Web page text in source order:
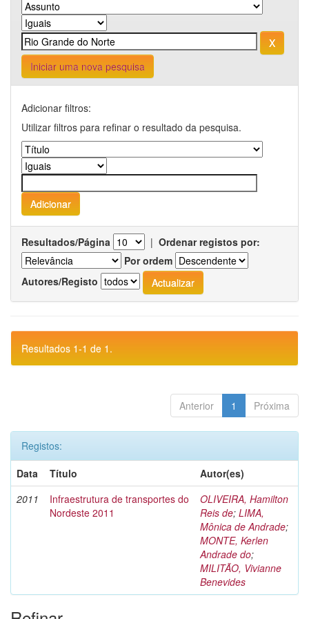
Iniciar uma nova pesquisa
Adicionar filtros:
Utilizar filtros para refinar o resultado da pesquisa.
Resultados/Página | Ordenar registos por:
Por ordem
Autores/Registo
Resultados 1-1 de 1.
Anterior 1 Próxima
Registos:
Data
Título
Autor(es)
2011
Infraestrutura de transportes do
Nordeste 2011
OLIVEIRA, Hamilton
Reis de; LIMA,
Mônica de Andrade;
MONTE, Kerlen
Andrade do;
MILITÃO, Vivianne
Benevides